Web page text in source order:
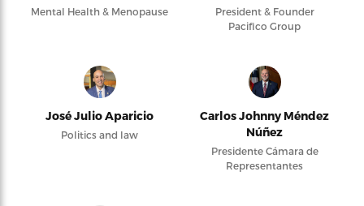
Mental Health & Menopause
President & Founder
Pacifico Group
José Julio Aparicio
Politics and law
Carlos Johnny Méndez
Núñez
Presidente Cámara de
Representantes